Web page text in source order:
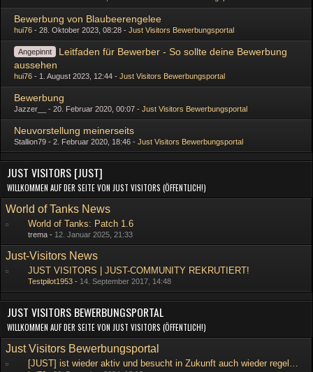
Bewerbung von Blaubeerengelee
hui76 28. Oktober 2023, 08:28 Just Visitors Bewerbungsportal
Angepinnt
Leitfaden für Bewerber - So sollte deine Bewerbung
aussehen
hui76 1. August 2023, 12:44 Just Visitors Bewerbungsportal
Bewerbung
Jazzer__ 20. Februar 2020, 00:07 Just Visitors Bewerbungsportal
Neuvorstellung meinerseits
Stallion79 2. Februar 2020, 18:46 Just Visitors Bewerbungsportal
JUST VISITORS [JUST]
WILLKOMMEN AUF DER SEITE VON JUST VISITORS (ÖFFENTLICH!)
World of Tanks News
World of Tanks: Patch 1.6
trema - 12. Januar 2025, 21:33
Just-Visitors News
JUST VISITORS | JUST-COMMUNITY REKRUTIERT!
Testpilot1953 - 14. September 2017, 14:48
JUST VISITORS BEWERBUNGSPORTAL
WILLKOMMEN AUF DER SEITE VON JUST VISITORS (ÖFFENTLICH!)
Just Visitors Bewerbungsportal
[JUST] ist wieder aktiv und besucht in Zukunft auch wieder regelmäßig Provinzen!!!